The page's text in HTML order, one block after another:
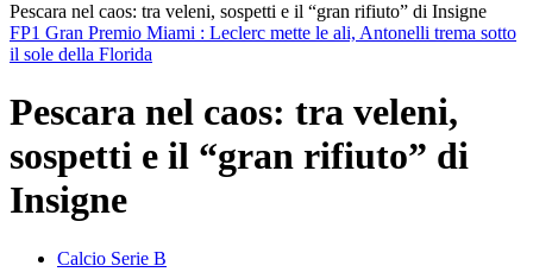
Pescara nel caos: tra veleni, sospetti e il “gran rifiuto” di Insigne
FP1 Gran Premio Miami : Leclerc mette le ali, Antonelli trema sotto
il sole della Florida
Pescara nel caos: tra veleni,
sospetti e il “gran rifiuto” di
Insigne
Calcio Serie B